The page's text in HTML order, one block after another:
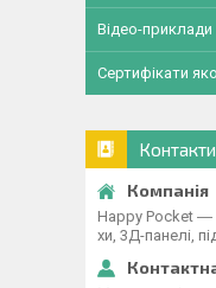
Відео-
Сертифікати
Контакти
Happy Pocket ―
хи, 3Д-панелі,